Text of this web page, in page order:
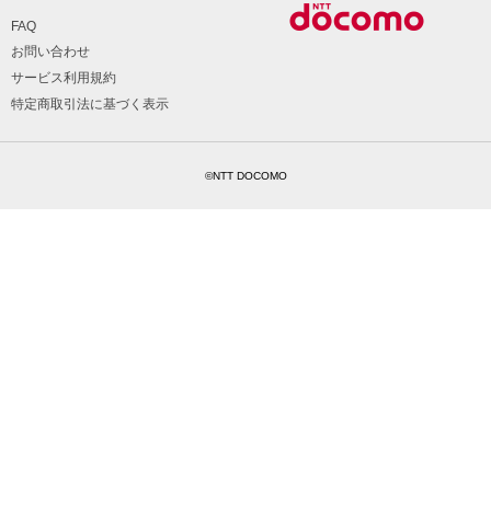
FAQ
お問い合わせ
サービス利用規約
特定商取引法に基づく表示
©NTT DOCOMO